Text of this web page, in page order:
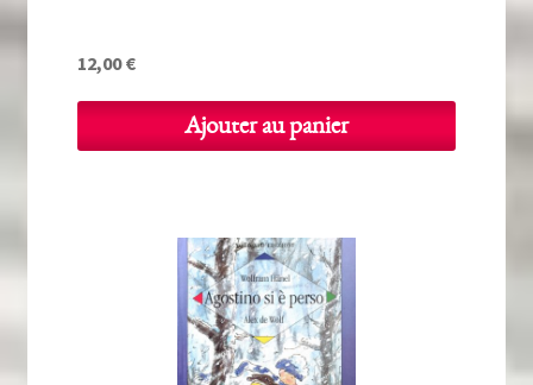
12,00€
Ajouter au panier